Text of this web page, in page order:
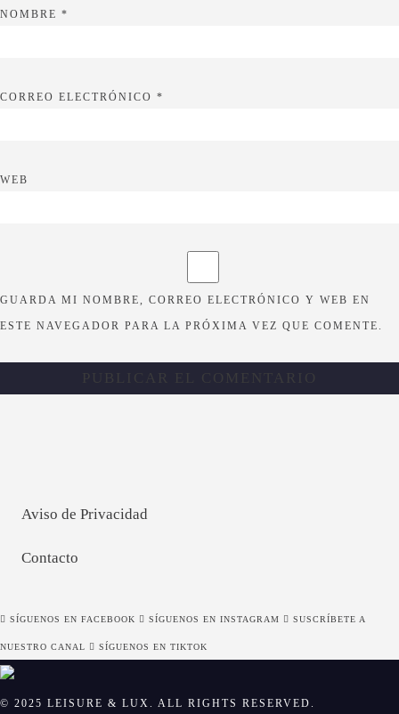
NOMBRE *
CORREO ELECTRÓNICO *
WEB
GUARDA MI NOMBRE, CORREO ELECTRÓNICO Y WEB EN
ESTE NAVEGADOR PARA LA PRÓXIMA VEZ QUE COMENTE.
Aviso de Privacidad
Contacto
SÍGUENOS EN FACEBOOK SÍGUENOS EN INSTAGRAM SUSCRÍBETE A
NUESTRO CANAL SÍGUENOS EN TIKTOK
© 2025 LEISURE & LUX. ALL RIGHTS RESERVED.